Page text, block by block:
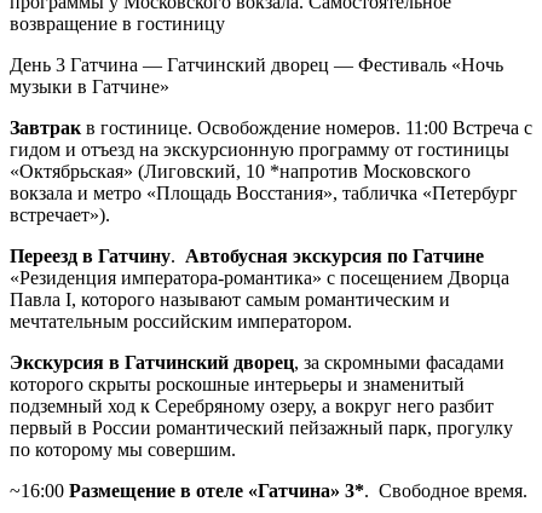
возвращение в гостиницу
День 3 Гатчина — Гатчинский дворец — Фестиваль «Ночь
музыки в Гатчине»
Завтрак в гостинице. Освобождение номеров. 11:00 Встреча с
гидом и отъезд на экскурсионную программу от гостиницы
«Октябрьская» (Лиговский, 10 *напротив Московского
вокзала и метро «Площадь Восстания», табличка «Петербург
встречает»).
Переезд в Гатчину. Автобусная экскурсия по Гатчине
«Резиденция императора-романтика» с посещением Дворца
Павла I, которого называют самым романтическим и
мечтательным российским императором.
Экскурсия в Гатчинский дворец, за скромными фасадами
которого скрыты роскошные интерьеры и знаменитый
подземный ход к Серебряному озеру, а вокруг него разбит
первый в России романтический пейзажный парк, прогулку
по которому мы совершим.
~16:00 Размещение в отеле «Гатчина» 3*. Свободное время.